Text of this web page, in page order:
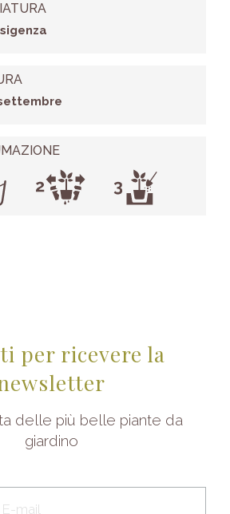
per ricevere la
delle più belle piante da
giardino